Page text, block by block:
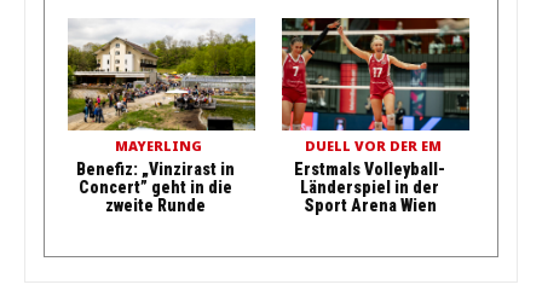
MAYERLING
Benefiz: „Vinzirast in
Concert” geht in die
zweite Runde
DUELL VOR DER EM
Erstmals Volleyball-
Länderspiel in der
Sport Arena Wien